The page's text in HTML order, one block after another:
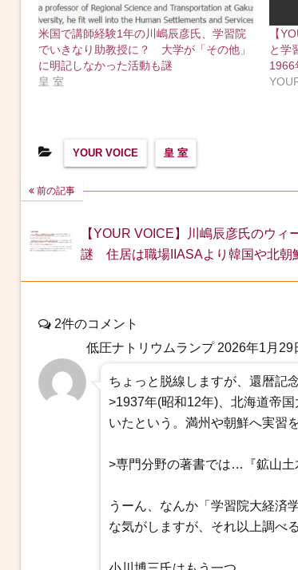
米国で講師経験1年の川嶋辰彦氏、学習院
でいきなり助教授に？ 大学が「その他」
に明記しなかった活動も謎
皇 室
【
と学
1966
YOUR VOICE 皇 室
前の記事
【YOUR VOICE】川嶋辰彦氏のウィ
謎 住居は職場IIASAより韓国や北朝
2件のコメント
低圧ナトリウムランプ 2026年1月29
ちょっと脱線しますが、還暦記
>1937年(昭和12年)、北海道帝
いたという。満州や朝鮮へ実習
>専門分野の著書では…『鉱山土
うーん、なんか「学習院大経済
な気がしますが、それ以上調べ